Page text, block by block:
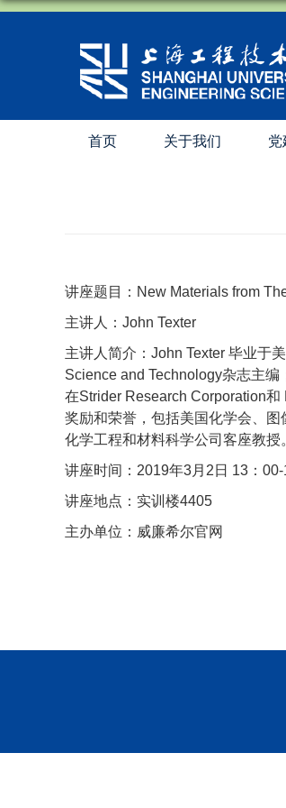
首页 关于我们 党
讲座题目：New Materials from
主讲人：John Texter
主讲人简介：John Texter 毕业于
Science and Technology杂志主
在Strider Research Corporation
奖励和荣誉，包括美国化学会、
化学工程和材料科学公司客座教授
讲座时间：2019年3月2日 13：
讲座地点：实训楼4405
主办单位：威廉希尔官网